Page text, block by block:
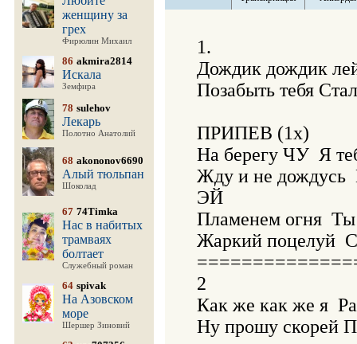
женщину за
грех
Фирюлин Михаил
86 akmira2814
Искала
Земфира
78 sulehov
Лекарь
Полотно Анатолий
68 akononov6690
Алый тюльпан
Шоколад
67 74Timka
Нас в набитых
трамваях
болтает
Служебный роман
64 spivak
На Азовском
море
Шершер Зиновий
1.
Дождик дождик
Позабыть тебя
ПРИПЕВ (1х)
На берегу ЧУ  Я
Жду и не дождусь
ЭЙ
Пламенем огня
Жаркий поцелуй
2
Как же как же я
Ну прошу скорей